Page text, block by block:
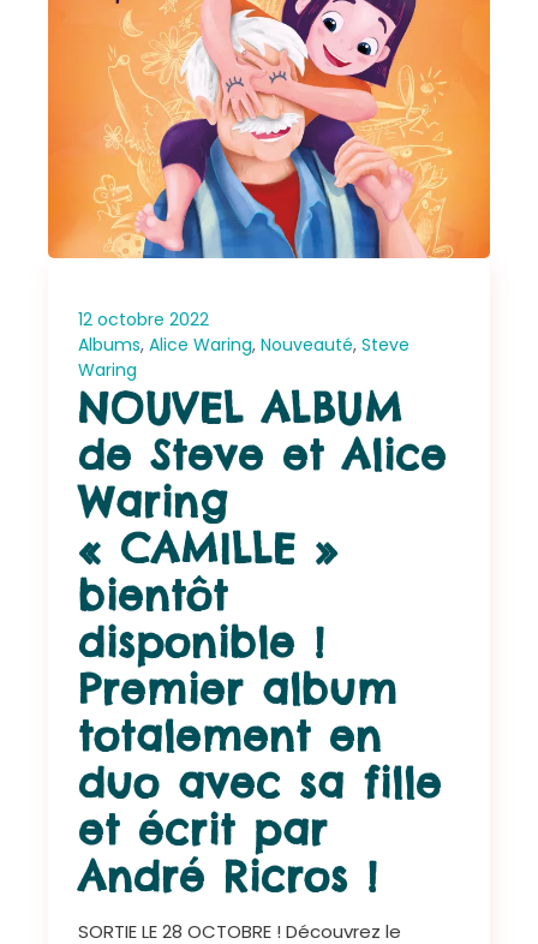
12 octobre 2022
Albums,Alice Waring,Nouveauté,Steve
Waring
NOUVEL ALBUM
de Steve et Alice
Waring
« CAMILLE »
bientôt
disponible !
Premier album
totalement en
duo avec sa fille
et écrit par
André Ricros !
SORTIE LE 28 OCTOBRE ! Découvrez le